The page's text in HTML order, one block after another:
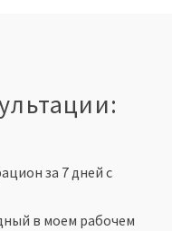
за 7 дней с
в моем рабочем